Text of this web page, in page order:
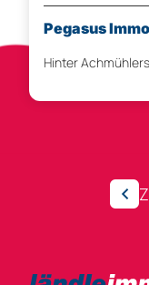
Pegasus
Hinter